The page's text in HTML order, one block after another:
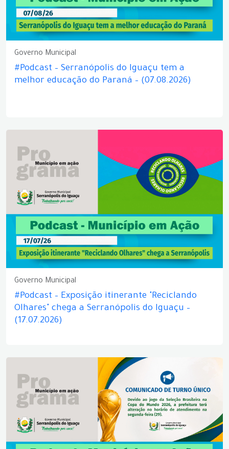
Governo Municipal
#Podcast – Serranópolis do Iguaçu tem a
melhor educação do Paraná – (07.08.2026)
Governo Municipal
#Podcast – Exposição itinerante "Reciclando
Olhares" chega a Serranópolis do Iguaçu –
(17.07.2026)